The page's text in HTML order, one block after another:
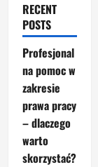
RECENT
POSTS
Profesjonal
na pomoc w
zakresie
prawa pracy
– dlaczego
warto
skorzystać?